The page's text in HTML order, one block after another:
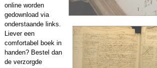
online worden
gedownload via
onderstaande links.
Liever een
comfortabel boek in
handen? Bestel dan
de verzorgde